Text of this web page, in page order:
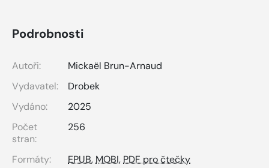
Podrobnosti
Autoři:
Mickaël Brun-Arnaud
Vydavatel:
Drobek
Vydáno:
2025
Počet
stran:
256
Formáty: EPUB, MOBI, PDF pro čtečky